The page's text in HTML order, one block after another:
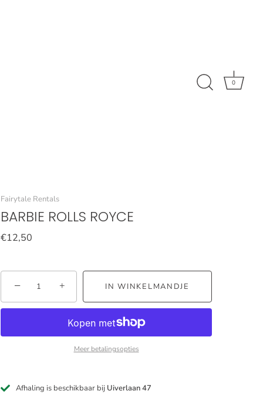
0
Fairytale Rentals
BARBIE ROLLS ROYCE
€12,50
− + IN WINKELMANDJE
Meer betalingsopties
Afhaling is beschikbaar bij Uiverlaan 47